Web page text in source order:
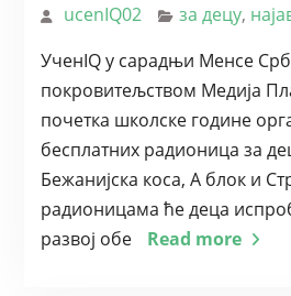
ucenIQ02 за децу,
УченIQ у сарадњи Менсе
покровитељством Медија
почетка школске године
бесплатних радионица за
Бежанијска коса, А блок и
радионицама ће деца
развој обе
Read more